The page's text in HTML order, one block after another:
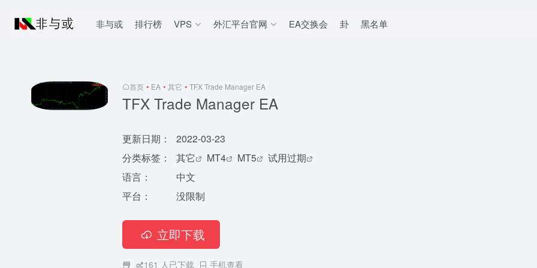
非与或 排行榜 VPS 外汇平台官网 EA交换会 卦 黑名单
首页 • EA • 其它 • TFX Trade Manager EA
TFX Trade Manager EA
更新日期：
2022-03-23
分类标签：
其它 MT4 MT5
试用过期
语言：
中文
平台：
没限制
立即下载
161 人已下载 手机查看